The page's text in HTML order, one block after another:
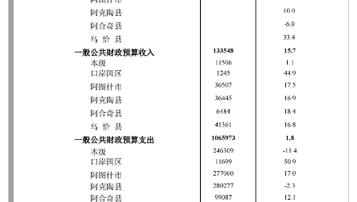
打印本页
各县（市）网站
地州市政府 区政府部门
省区市政府 国家部委局